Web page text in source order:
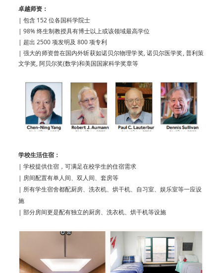
卓越师资：
| 包含 152 位各国科学院士
| 98% 终生制教授具有博士以上或该领域最高学位
| 超出 2500 项发明及 800 项专利
| 强大的师资曾在国内外斩获如诺贝尔物理学奖, 诺贝尔医学奖, 普利策
文学奖, 阿贝尔奖(数学)和美国国家科学奖章等
学校生活住宿：
| 学校提供住宿，可满足在校学生的住宿需求
| 房间配置有单人间、双人间、套房等
| 所有学生宿舍都配厨房、洗衣机、烘干机、自习室、娱乐室等一应设
施
| 部分房间更是配有独立的厨房、洗衣机、烘干机等设施